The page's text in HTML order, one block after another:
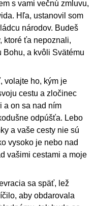
s vami večnú zmluvu,
Hľa, ustanovil som
národov. Budeš
ktoré ťa nepoznali,
Bohu, a kvôli Svätému
volajte ho, kým je
cestu a zločinec
a on sa nad ním
odpúšťa. Lebo
a vaše cesty nie sú
vysoko je nebo nad
vašimi cestami a moje
sa späť, lež
aby obdarovala